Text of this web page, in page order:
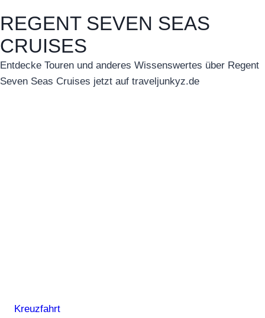
REGENT SEVEN SEAS
CRUISES
Entdecke Touren und anderes Wissenswertes über Regent
Seven Seas Cruises jetzt auf traveljunkyz.de
Kreuzfahrt